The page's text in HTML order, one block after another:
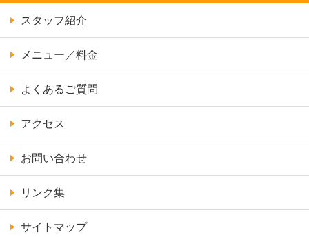
物療法のポイント
スタッフ紹介
メニュー／料金
よくあるご質問
アクセス
お問い合わせ
リンク集
サイトマップ